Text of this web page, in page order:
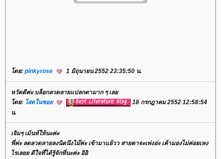
โดย: pinkyrose 1 มิถุนายน 2552 23:35:50 น.
หวัดดีค่ะ บล็อกลวดลายแปลกตามาก ๆ เลย
โดย: โสดในซอย
18 กรกฎาคม 2552 12:58:54
น.
เจิมๆ เม้นท์ให้นะค่ะ
พี่ค่ะ ลดลวดลายลงนิดนึงไม๊ค่ะ เข้ามาแย้วว สายตาจะเพ่งอ่ะ เค้ามองไม่ค่อยเหง
ไรเลยย ดีใจที่ได้รู้จักพี่นะค่ะ อิอิ